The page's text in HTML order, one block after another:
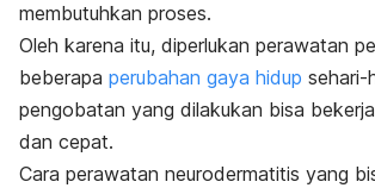
membutuhkan proses.
Oleh karena itu, diperlukan perawatan
beberapa perubahan gaya hidup sehari-
pengobatan yang dilakukan bisa
dan cepat.
Cara perawatan neurodermatitis yang